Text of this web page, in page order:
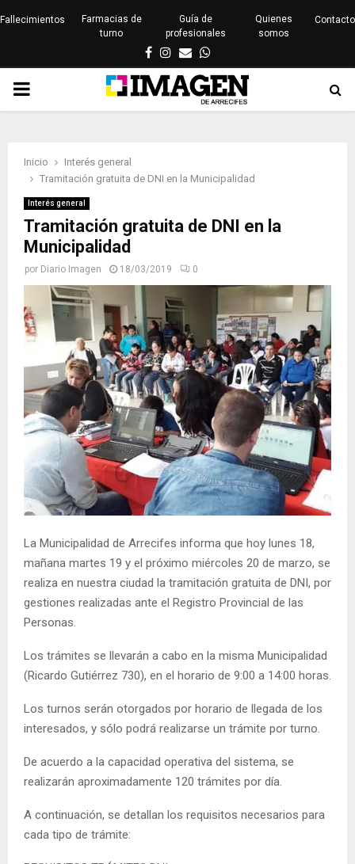
Fallecimientos
Farmacias de
turno
Guía de
profesionales
Quienes
somos
Contacto
Facebook
Instagram
EmailWhatsapp
PRIMARY
Inicio
Interés general
Tramitación gratuita de DNI en la Municipalidad
Interés general
Tramitación gratuita de DNI en la
Municipalidad
por Diario Imagen 18/03/2019 0
La Municipalidad de Arrecifes informa que hoy lunes 18,
mañana martes 19 y el próximo miércoles 20 de marzo, se
realiza en nuestra ciudad la tramitación gratuita de DNI, por
gestiones realizadas ante el Registro Provincial de las
Personas.
Los trámites se llevarán a cabo en la misma Municipalidad
(Ricardo Gutiérrez 730), en el horario de 9:00 a 14:00 horas.
Los turnos serán otorgados por horario de llegada de los
interesados, y sólo podrá realizarse un trámite por turno.
De acuerdo a la capacidad operativa del sistema, se
realizarán aproximadamente 120 trámites por día.
A continuación, se detallan los requisitos necesarios para
cada tipo de trámite: